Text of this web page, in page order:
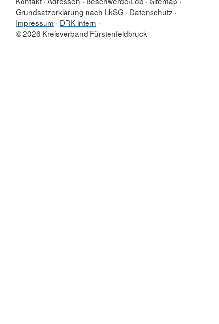
Grundsatzerklärung nach LkSG
Datenschutz
Impressum
DRK intern
© 2026 Kreisverband Fürstenfeldbruck